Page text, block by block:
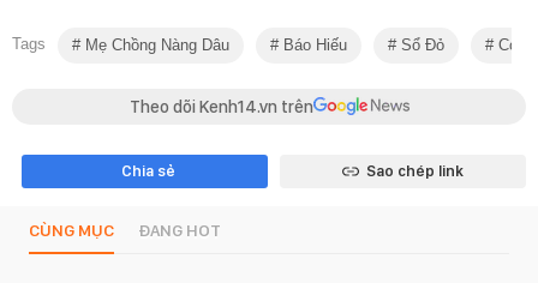
Tags Mẹ Chồng Nàng Dâu Báo Hiếu Sổ Đỏ Con
Theo dõi Kenh14.vn trên
Chia sẻ Sao chép link
CÙNG MỤC ĐANG HOT